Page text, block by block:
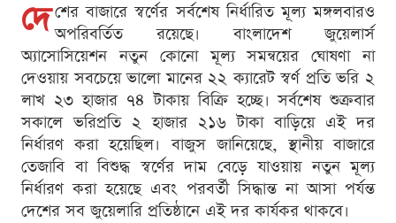
দে শের বাজারে স্বর্ণের সর্বশেষ নির্ধারিত মূল্য মঙ্গলবারও
অপরিবর্তিত রয়েছে। বাংলাদেশ জুয়েলার্স
অ্যাসোসিয়েশন নতুন কোনো মূল্য সমন্বয়ের ঘোষণা না
দেওয়ায় সবচেয়ে ভালো মানের ২২ ক্যারেট স্বর্ণ প্রতি ভরি ২
লাখ ২৩ হাজার ৭৪ টাকায় বিক্রি হচ্ছে। সর্বশেষ শুক্রবার
সকালে ভরিপ্রতি ২ হাজার ২১৬ টাকা বাড়িয়ে এই দর
নির্ধারণ করা হয়েছিল। বাজুস জানিয়েছে, স্থানীয় বাজারে
তেজাবি বা বিশুদ্ধ স্বর্ণের দাম বেড়ে যাওয়ায় নতুন মূল্য
নির্ধারণ করা হয়েছে এবং পরবর্তী সিদ্ধান্ত না আসা পর্যন্ত
দেশের সব জুয়েলারি প্রতিষ্ঠানে এই দর কার্যকর থাকবে।